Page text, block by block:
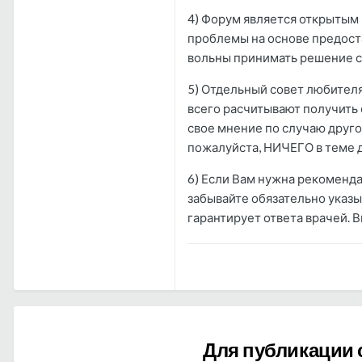
4) Форум является открытым
проблемы на основе
вольны принимать решение
5) Отдельный совет
всего расчитывают
свое мнение по случаю
пожалуйста, НИЧЕГО в теме
6) Если Вам нужна
забывайте обязательно
гарантирует ответа врачей.
Для публикации